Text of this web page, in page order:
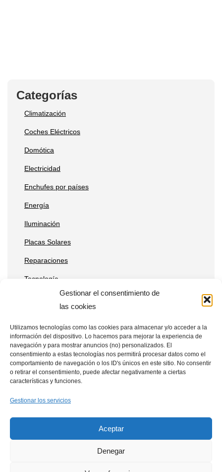
Gestionar el consentimiento de
las cookies
Utilizamos tecnologías como las cookies para almacenar y/o acceder a la
información del dispositivo. Lo hacemos para mejorar la experiencia de
navegación y para mostrar anuncios (no) personalizados. El
consentimiento a estas tecnologías nos permitirá procesar datos como el
comportamiento de navegación o los ID's únicos en este sitio. No consentir
o retirar el consentimiento, puede afectar negativamente a ciertas
características y funciones.
Gestionar los servicios
Aceptar
Denegar
Categorías
Climatización
Coches Eléctricos
Domótica
Electricidad
Enchufes por países
Energía
Iluminación
Placas Solares
Reparaciones
Tecnología
Entradas recientes
Qué ventajas tienen las placas solares en estaciones de
telecomunicaciones remotas
Placas solares en drones: aplicaciones y beneficios
Aviso Legal